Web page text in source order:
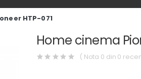
HTP-071
Home cinema
( Nota 0 din 0